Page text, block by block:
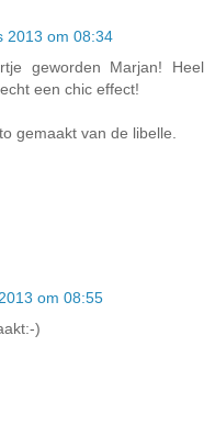
2013 om 08:34
geworden Marjan! Heel
een chic effect!
gemaakt van de libelle.
om 08:55
)